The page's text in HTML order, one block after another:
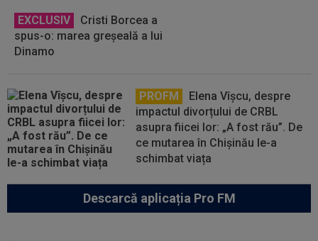
EXCLUSIV
Cristi Borcea a
spus-o: marea greșeală a lui
Dinamo
PROFM
Elena Vîșcu, despre
impactul divorțului de CRBL
asupra fiicei lor: „A fost rău”. De
ce mutarea în Chișinău le-a
schimbat viața
Descarcă aplicația Pro FM